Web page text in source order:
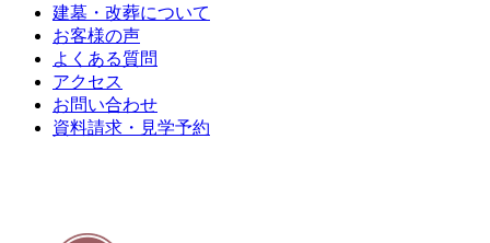
建墓・改葬について
お客様の声
よくある質問
アクセス
お問い合わせ
資料請求・見学予約